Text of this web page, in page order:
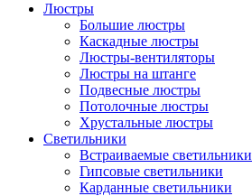
Люстры
Большие люстры
Каскадные люстры
Люстры-вентиляторы
Люстры на штанге
Подвесные люстры
Потолочные люстры
Хрустальные люстры
Светильники
Встраиваемые светильники
Гипсовые светильники
Карданные светильники